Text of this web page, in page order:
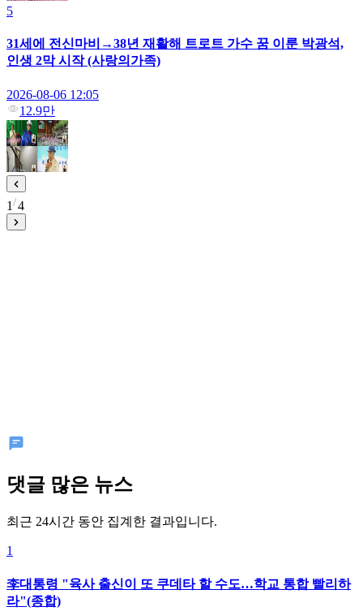
5
31세에 전신마비→38년 재활해 트로트 가수 꿈 이룬 박광석,
인생 2막 시작 (사랑의가족)
2026-08-06 12:05
12.9만
1 4
댓글 많은 뉴스
최근 24시간 동안 집계한 결과입니다.
1
李대통령 "육사 출신이 또 쿠데타 할 수도…학교 통합 빨리하
라"(종합)